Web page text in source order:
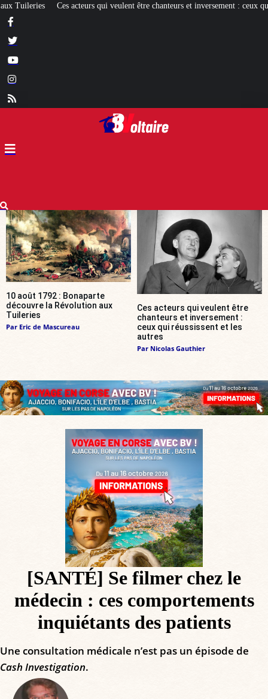
être chanteurs et inversement : ceux qui réussissent et les autres [EXPO]
10 août 1792 : Bonaparte
découvre la Révolution aux
Tuileries
Par Eric de Mascureau
Ces acteurs qui veulent être
chanteurs et inversement :
ceux qui réussissent et les
autres
Par Nicolas Gauthier
[SANTÉ] Se filmer chez le
médecin : ces comportements
inquiétants des patients
Une consultation médicale n’est pas un épisode de
Cash Investigation.